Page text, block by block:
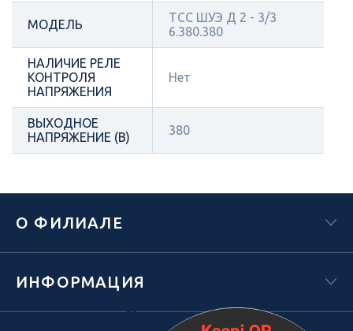
МОДЕЛЬ
ТСС ШУЭ Д 2 - 3/3
6.380.380
НАЛИЧИЕ РЕЛЕ
КОНТРОЛЯ
НАПРЯЖЕНИЯ
Нет
ВЫХОДНОЕ
НАПРЯЖЕНИЕ (В)
380
Х
О ФИЛИАЛЕ
ИНФОРМАЦИЯ